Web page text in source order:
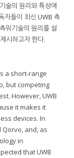
술의 원리와 특성에
자들이 최신 UWB 측
위기술의 원리를 설
시하고자 한다.
a short-range
but competing
However, UWB
it makes it
devices. In
Qorvo, and, as
in
that UWB